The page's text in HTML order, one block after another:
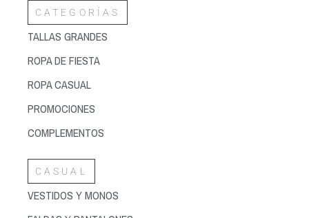
CATEGORÍAS
TALLAS GRANDES
ROPA DE FIESTA
ROPA CASUAL
PROMOCIONES
COMPLEMENTOS
CASUAL
VESTIDOS Y MONOS